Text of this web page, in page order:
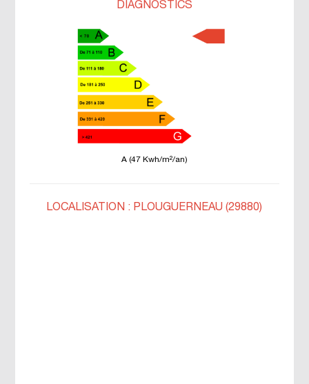
DIAGNOSTICS
A (47 Kwh/m²/an)
LOCALISATION : PLOUGUERNEAU (29880)